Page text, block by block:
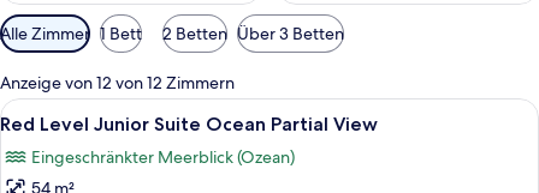
Verfügbare
Filter
für
Zimmer
Alle Zimmer 1 Bett 2 Betten Über 3 Betten
Anzeige von 12 von 12 Zimmern
Alle
Fotos
für
Ein Balkon mit Korbmöbeln, einem
8
Red Level Junior Suite Ocean Partial View
Eingeschränkter Meerblick (Ozean)
54 m²